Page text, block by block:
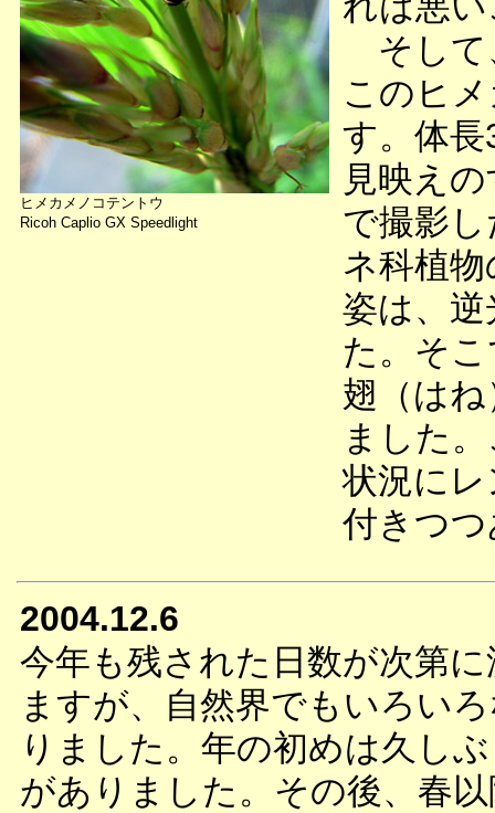
ヒメカメノコテントウ
Ricoh Caplio GX Speedlight
そして
このヒ
す。体
見映え
で撮影
ネ科植
姿は、
た。そ
翅（は
ました
状況に
付きつ
2004.12.6
今年も残された日数が次第
ますが、自然界でもいろい
りました。年の初めは久し
がありました。その後、春